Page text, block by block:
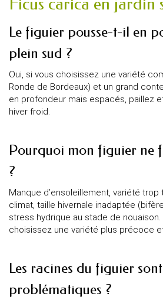
Le figuier pousse-t-il en
plein sud ?
Oui, si vous choisissez une variété
Ronde de Bordeaux) et un grand
en profondeur mais espacés, paillez
hiver froid.
Pourquoi mon figuier ne
?
Manque d’ensoleillement, variété
climat, taille hivernale inadaptée
stress hydrique au stade de nouaison.
choisissez une variété plus précoce
Les racines du figuier
problématiques ?